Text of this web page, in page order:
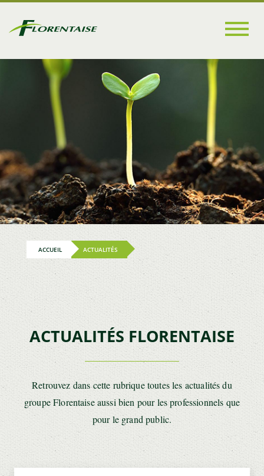
Go to
main
ACCUEIL ACTUALITÉS
ACTUALITÉS FLORENTAISE
Retrouvez dans cette rubrique toutes les actualités du
groupe Florentaise aussi bien pour les professionnels que
pour le grand public.